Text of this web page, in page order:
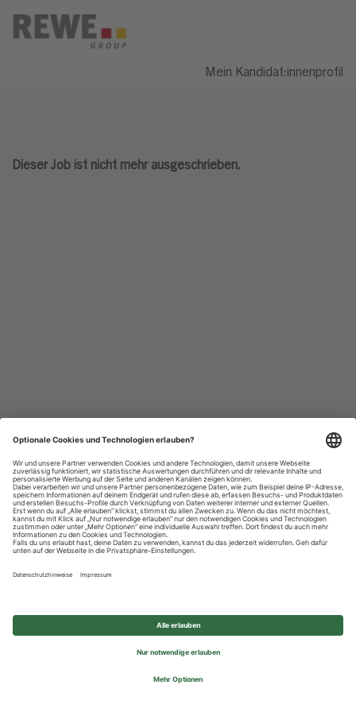
Mein Kandidat:innenprofil
Dieser Job ist nicht mehr ausgeschrieben.
Datenschutzhinweise
Impressum
Privatsphäre-Einstellungen
© 2026 REWE Group - All rights reserved